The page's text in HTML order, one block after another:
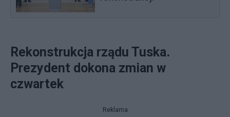
Rekonstrukcja rządu Tuska.
Prezydent dokona zmian w
czwartek
Reklama